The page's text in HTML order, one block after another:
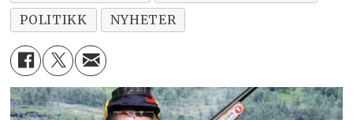
POLITIKK
NYHETER